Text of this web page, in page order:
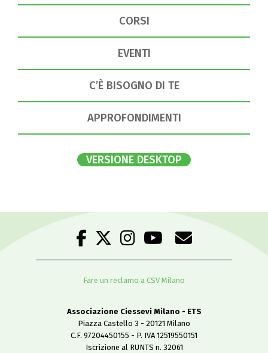
CORSI
EVENTI
C’È BISOGNO DI TE
APPROFONDIMENTI
VERSIONE DESKTOP
Fare un reclamo a CSV Milano
Associazione Ciessevi Milano - ETS
Piazza Castello 3 - 20121 Milano
C.F. 97204450155 - P. IVA 12519550151
Iscrizione al RUNTS n. 32061